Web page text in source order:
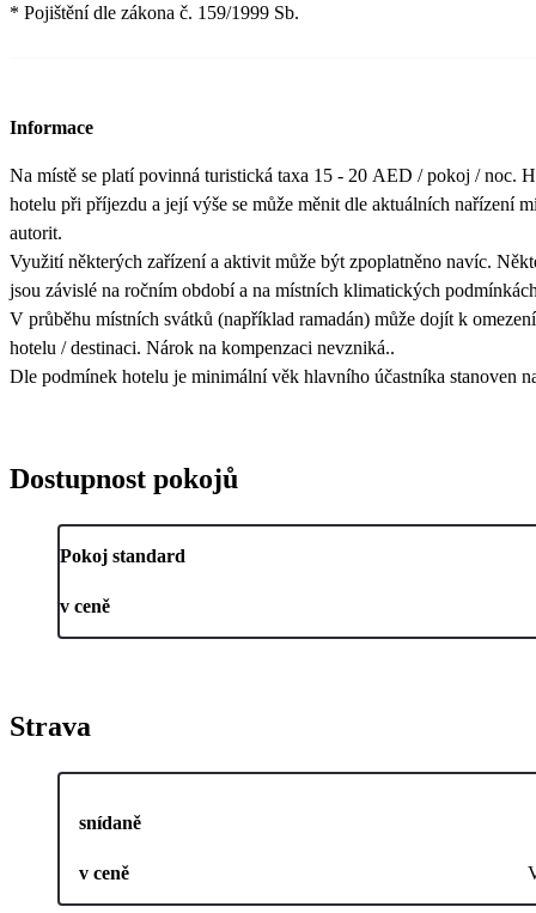
* Pojištění dle zákona č. 159/1999 Sb.
Informace
Na místě se platí povinná turistická taxa 15 - 20 AED / pokoj / noc.
hotelu při příjezdu a její výše se může měnit dle aktuálních nařízení
autorit.
Využití některých zařízení a aktivit může být zpoplatněno navíc.
jsou závislé na ročním období a na místních klimatických
V průběhu místních svátků (například ramadán) může dojít k
hotelu / destinaci. Nárok na kompenzaci nevzniká..
Dle podmínek hotelu je minimální věk hlavního účastníka stanoven
Dostupnost pokojů
Pokoj standard
v ceně
Strava
snídaně
v ceně